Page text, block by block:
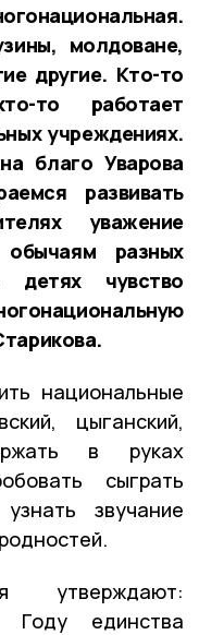
молдоване,
другие. Кто-то
то работает
учреждениях.
благо Уварова
развивать
уважение
разных
детях чувство
национальные
цыганский,
в руках
сыграть
звучание
утверждают:
Году единства